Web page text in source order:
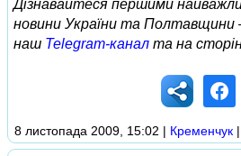
Дізнавайтеся першими
новини України та Полтавщини
наш Telegram-канал та на
8 листопада 2009, 15:02 | Кременчук |